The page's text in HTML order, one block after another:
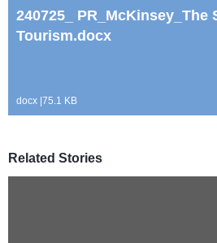
240725_ PR_McKinsey_The
Tourism.docx
docx 75.1 KB
Related Stories